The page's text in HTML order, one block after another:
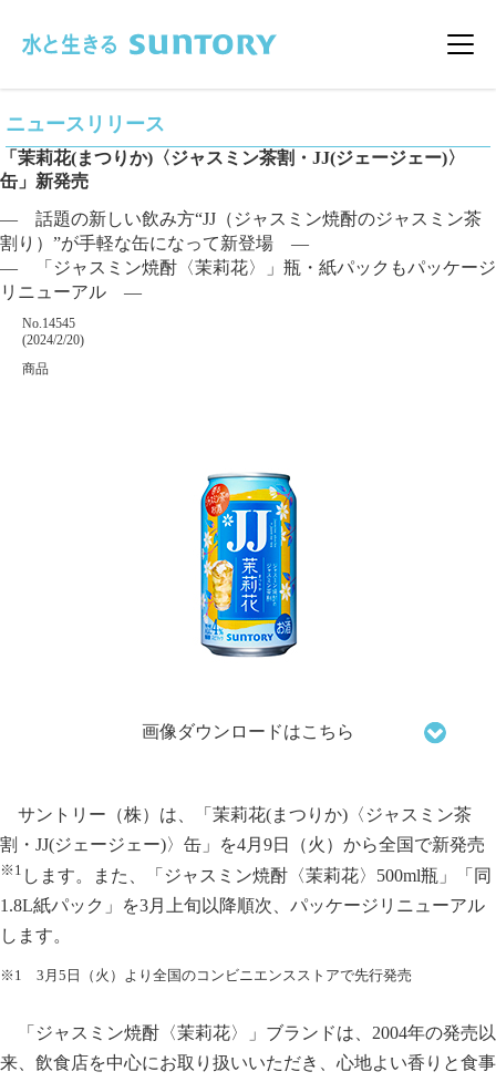
メ
ニュースリリース
「茉莉花(まつりか)〈ジャスミン茶割・JJ(ジェージェー)〉
缶」新発売
― 話題の新しい飲み方“JJ（ジャスミン焼酎のジャスミン茶
割り）”が手軽な缶になって新登場 ―
― 「ジャスミン焼酎〈茉莉花〉」瓶・紙パックもパッケージ
リニューアル ―
掲載番号
No.14545
掲載日
(2024/2/20)
カテゴリー
商品
画像ダウンロードはこちら
サントリー（株）は、「茉莉花(まつりか)〈ジャスミン茶
割・JJ(ジェージェー)〉缶」を4月9日（火）から全国で新発売
※1 します。また、「ジャスミン焼酎〈茉莉花〉500ml瓶」「同
1.8L紙パック」を3月上旬以降順次、パッケージリニューアル
します。
※1 3月5日（火）より全国のコンビニエンスストアで先行発売
「ジャスミン焼酎〈茉莉花〉」ブランドは、2004年の発売以
来、飲食店を中心にお取り扱いいただき、心地よい香りと食事